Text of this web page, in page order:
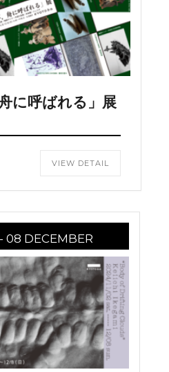
に呼ばれる」展
VIEW DETAIL
- 08 DECEMBER